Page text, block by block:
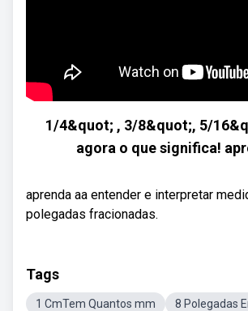
1/4&quot; , 3/8&quot;, 5/
agora o que significa!
aprenda aa entender e interpretar
polegadas fracionadas.
Tags
1 CmTem Quantos mm
8 Polegadas